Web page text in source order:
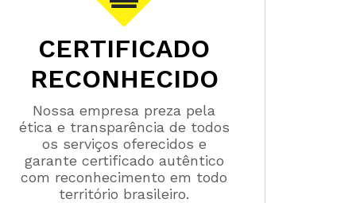
CERTIFICADO
RECONHECIDO
Nossa empresa preza pela
ética e transparência de todos
os serviços oferecidos e
garante certificado autêntico
com reconhecimento em todo
território brasileiro.